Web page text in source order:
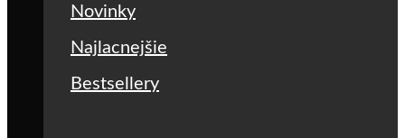
Novinky
Najlacnejšie
Bestsellery